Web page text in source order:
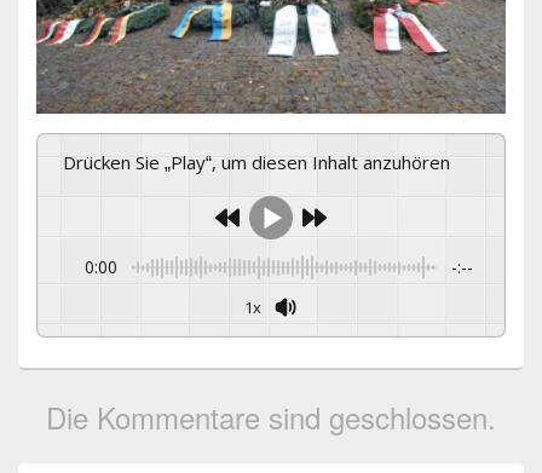
Drücken Sie „Play“, um diesen Inhalt anzuhören
0:00 -:--
1x
Die Kommentare sind geschlossen.